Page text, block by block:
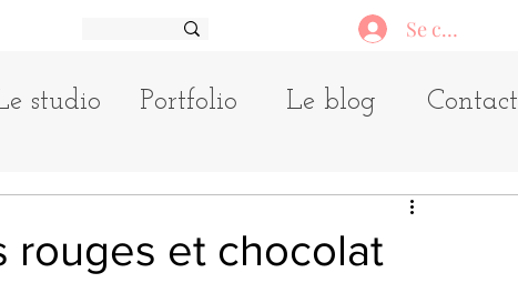
Se connecter
studio Portfolio Le blog Contact
rouges et chocolat